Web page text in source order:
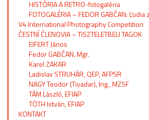
HISTÓRIA A RETRO-fotogaléria
FOTOGALÉRIA – FEDOR GABČAN:
V4 International Photography Competition
ČESTNÍ ČLENOVIA – TISZTELETBELI TAGOK
EIFERT János
Fedor GABČAN, Mgr.
Karel ZAKAR
Ladislav STRUHÁR, QEP, AFPSR
NAGY Teodor (Tivadar), Ing., MZSF
TÁM László, EFIAP
TÓTH István, EFIAP
KONTAKT